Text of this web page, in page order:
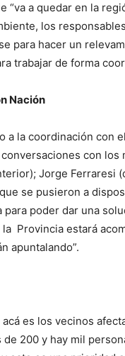
“va a quedar en la
los
para hacer un
trabajar de forma
Nación
a la coordinación con
con los
Jorge Ferraresi
se pusieron a
para poder dar una
Provincia estará
apuntalando”.
acá es los vecinos
de 200 y hay mil